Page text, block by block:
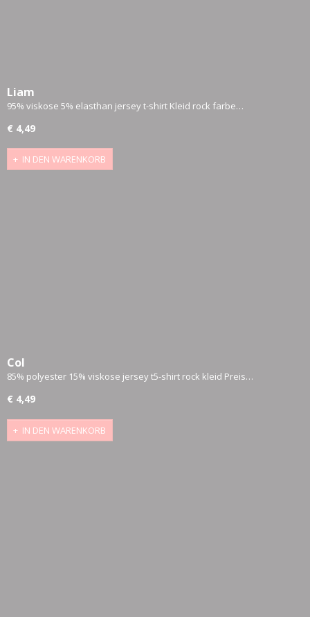
Liam
95% viskose 5% elasthan jersey t-shirt Kleid rock farbe…
€ 4,49
IN DEN WARENKORB
Col
85% polyester 15% viskose jersey t5-shirt rock kleid Preis…
€ 4,49
IN DEN WARENKORB